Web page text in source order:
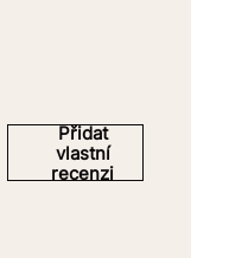
Přidat
vlastní
recenzi